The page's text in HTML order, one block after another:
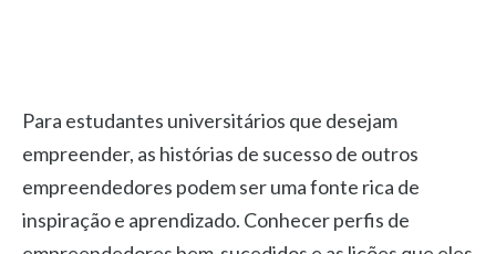
Para estudantes universitários que desejam
empreender, as histórias de sucesso de outros
empreendedores podem ser uma fonte rica de
inspiração e aprendizado. Conhecer perfis de